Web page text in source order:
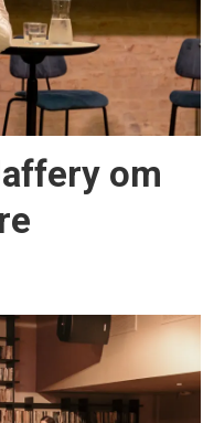
om